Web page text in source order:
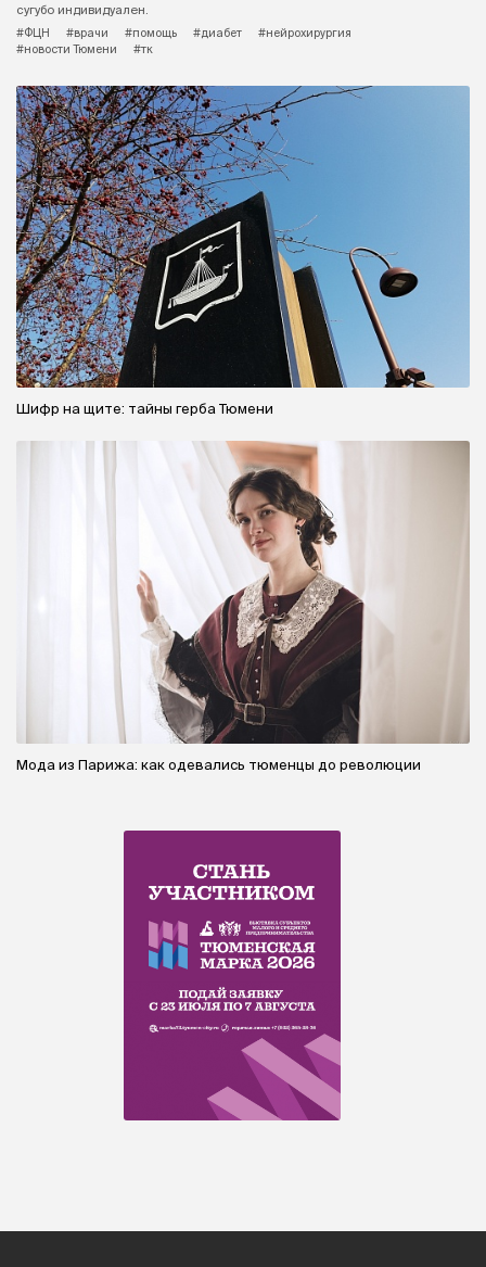
сугубо индивидуален.
#ФЦН
#врачи #помощь #диабет
#нейрохирургия
#новости Тюмени
#тк
Шифр на щите: тайны герба Тюмени
Мода из Парижа: как одевались тюменцы до революции